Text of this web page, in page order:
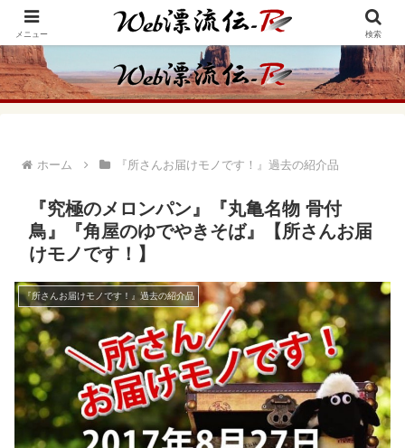
アメリカ・インディアンの思想・生き方からの学びをメインに、趣味や経験則
からの情報を発信
ホーム 『所さんお届けモノです！』過去の紹介品
『究極のメロンパン』『丸亀名物 骨付
鳥』『角屋のゆでやきそば』【所さんお届
けモノです！】
『所さんお届けモノです！』過去の紹介品
メニュー 検索